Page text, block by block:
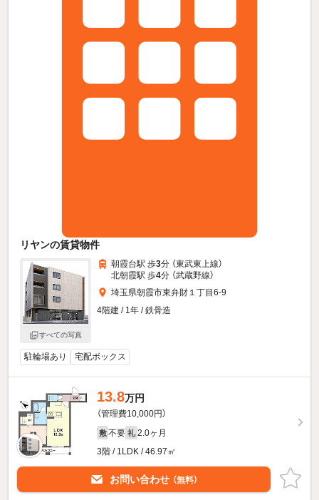
リヤンの賃貸物件
すべての写真
朝霞台駅 歩3分 （東武東上線）
北朝霞駅 歩4分 （武蔵野線）
埼玉県朝霞市東弁財１丁目6-9
4階建 / 1年 / 鉄骨造
駐輪場あり 宅配ボックス
13.8万円
（管理費10,000円）
敷 不要 礼 2.0ヶ月
3階 / 1LDK / 46.97㎡
お問い合わせ （無料）